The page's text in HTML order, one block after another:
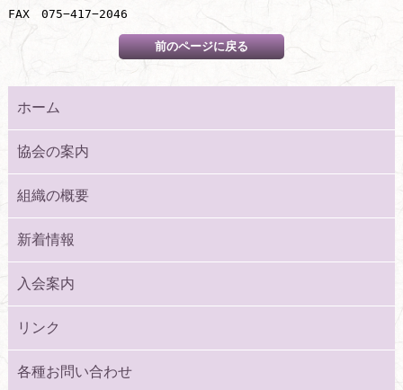
FAX　075−417−2046
ホーム
協会の案内
組織の概要
新着情報
入会案内
リンク
各種お問い合わせ